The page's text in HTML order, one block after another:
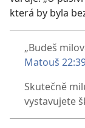
která by byla
„Budeš
Matouš
Skutečně
vystavujete